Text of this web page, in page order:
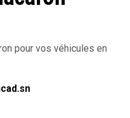
pour vos véhicules en